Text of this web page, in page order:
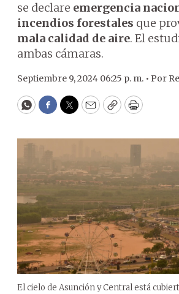
se declare emergencia
incendios forestales que
mala calidad de aire. El
ambas cámaras.
Septiembre 9, 2024 06:25 p. m. • Por
WhatsApp
Facebook
Twitter
EmailCopyPrint
El cielo de Asunción y Central está